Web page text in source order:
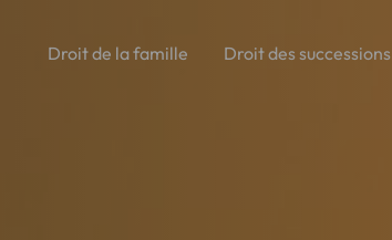
Droit de la famille Droit des successions